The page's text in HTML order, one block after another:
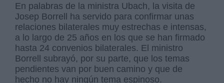
En palabras de la ministra Ubach, la visita de
Josep Borrell ha servido para confirmar unas
relaciones bilaterales muy estrechas e intensas,
a lo largo de 25 años en los que se han firmado
hasta 24 convenios bilaterales. El ministro
Borrell subrayó, por su parte, que los temas
pendientes van por buen camino y que de
hecho no hay ningún tema espinoso.